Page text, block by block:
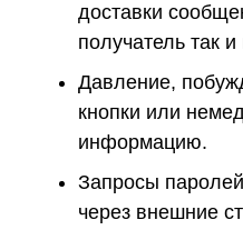
доставки
получатель так
Давление,
кнопки или
информацию.
Запросы
через внешние